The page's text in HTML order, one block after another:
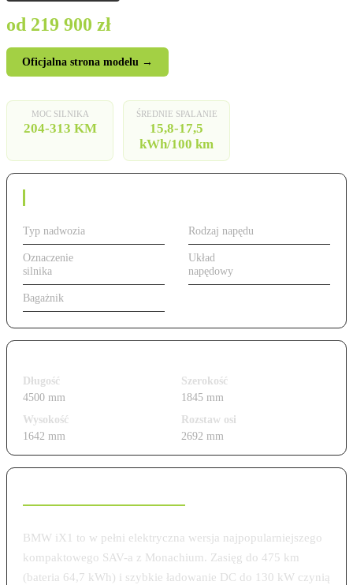
od 219 900 zł
Oficjalna strona modelu →
MOC SILNIKA
204-313 KM
ŚREDNIE SPALANIE
15,8-17,5
kWh/100 km
Typ nadwozia Rodzaj napędu
Oznaczenie
silnika
Układ
napędowy
Bagażnik
Długość
4500 mm
Szerokość
1845 mm
Wysokość
1642 mm
Rozstaw osi
2692 mm
BMW iX1 to w pełni elektryczna wersja najpopularniejszego
kompaktowego SAV-a z Monachium. Zasięg do 475 km
(bateria 64,7 kWh) i szybkie ładowanie DC do 130 kW czynią